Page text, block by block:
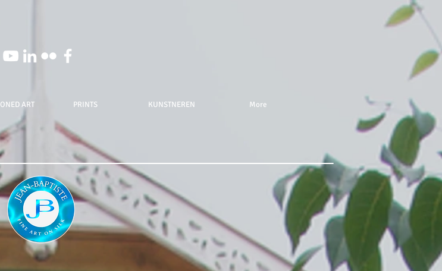
ART PRINTS KUNSTNEREN More